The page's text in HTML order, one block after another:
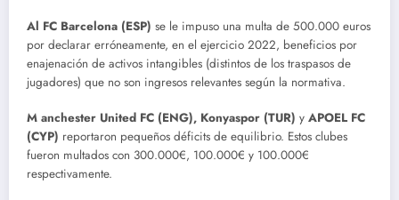
Al FC Barcelona (ESP) se le impuso una multa de 500.000 euros
por declarar erróneamente, en el ejercicio 2022, beneficios por
enajenación de activos intangibles (distintos de los traspasos de
jugadores) que no son ingresos relevantes según la normativa.
M anchester United FC (ENG), Konyaspor (TUR) y APOEL FC
(CYP) reportaron pequeños déficits de equilibrio. Estos clubes
fueron multados con 300.000€, 100.000€ y 100.000€
respectivamente.